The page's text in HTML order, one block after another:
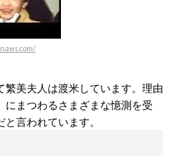
繁美夫人は渡米しています。理由
にまつわるさまざまな憶測を受
言われています。